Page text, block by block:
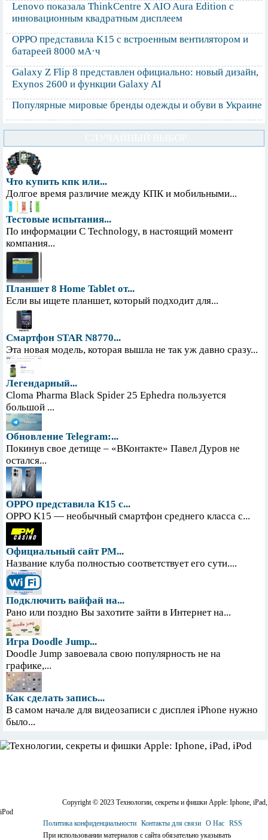
Lenovo показала ThinkCentre X AIO Aura Edition с
инновационным квадратным дисплеем
OPPO представила K15 с встроенным вентилятором и
батареей 8000 мА·ч
Galaxy Z Flip 8 представлен официально: новый дизайн,
Exynos 2600 и функции Galaxy AI
Популярные мировые бренды одежды и обуви в Украине
Что купить кпк или...
Долгое время различие между КПК и мобильными...
Тестовые испытания...
По информации С Technology, в настоящий момент
компания...
Планшет 8 Home Tablet от...
Если вы ищете планшет, который подходит для...
Смартфон STAR N8770...
Эта новая модель, которая вышла не так уж давно сразу...
Легендарный...
Cloma Pharma Black Spider 25 Ephedra пользуется
большой ...
Обновление Telegram:...
Покинув свое детище – «ВКонтакте» Павел Дуров не
остался...
OPPO представила K15 с...
OPPO K15 — необычный смартфон среднего класса с...
Официальный сайт PM...
Название клуба полностью соответствует его сути....
Подключить вайфай на...
Рано или поздно Вы захотите зайти в Интернет на...
Игра Doodle Jump...
Doodle Jump завоевала свою популярность не на
графике,...
Как сделать запись...
В самом начале для видеозаписи с дисплея iPhone нужно
было...
Copyright © 2023 Технологии, секреты и фишки Apple: Iphone, iPad,
iPod
Политика конфиденциальности Контакты для связи О Нас RSS
При использовании материалов с сайта обязательно указывать